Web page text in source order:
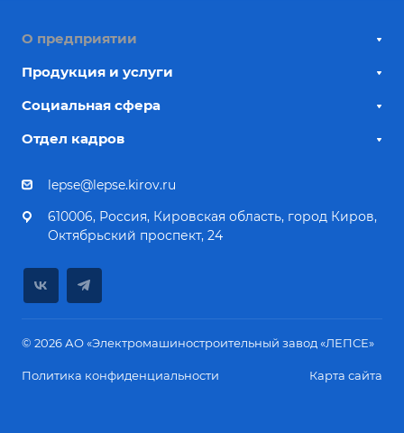
О предприятии
Продукция и услуги
Социальная сфера
Отдел кадров
lepse@lepse.kirov.ru
610006, Россия, Кировская область, город Киров,
Октябрьский проспект, 24
© 2026 АО «Электромашиностроительный завод «ЛЕПСЕ»
Политика конфиденциальности Карта сайта